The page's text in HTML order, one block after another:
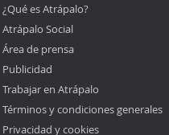
¿Qué es Atrápalo?
Atrápalo Social
Área de prensa
Publicidad
Trabajar en Atrápalo
Términos y condiciones generales
Privacidad y cookies